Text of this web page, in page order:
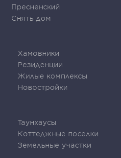
Пресненский
Снять дом
Хамовники
Резиденции
Жилые комплексы
Новостройки
Таунхаусы
Коттеджные поселки
Земельные участки